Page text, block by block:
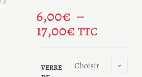
6,00€ –
17,00€ TTC
VERRE
Choisir